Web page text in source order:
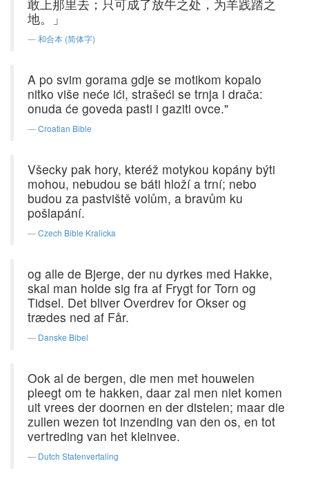
敢上那里去；只可成了放牛之处，为羊践踏之
地。」
和合本 (简体字)
A po svim gorama gdje se motikom kopalo
nitko više neće ići, strašeći se trnja i drača:
onuda će goveda pasti i gaziti ovce."
Croatian Bible
Všecky pak hory, kteréž motykou kopány býti
mohou, nebudou se báti hloží a trní; nebo
budou za pastviště volům, a bravům ku
pošlapání.
Czech Bible Kralicka
og alle de Bjerge, der nu dyrkes med Hakke,
skal man holde sig fra af Frygt for Torn og
Tidsel. Det bliver Overdrev for Okser og
trædes ned af Får.
Danske Bibel
Ook al de bergen, die men met houwelen
pleegt om te hakken, daar zal men niet komen
uit vrees der doornen en der distelen; maar die
zullen wezen tot inzending van den os, en tot
vertreding van het kleinvee.
Dutch Statenvertaling